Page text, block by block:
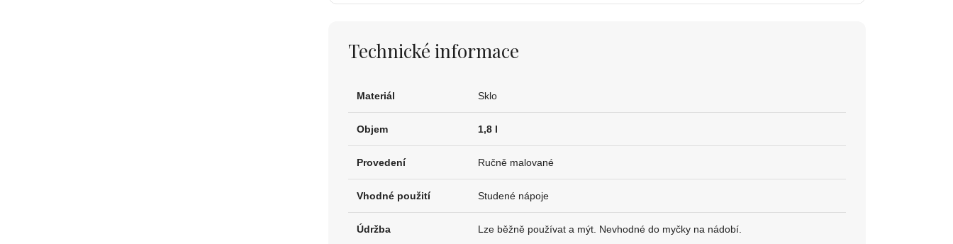
Technické informace
Materiál Sklo
Objem 1,8 l
Provedení Ručně malované
Vhodné použití Studené nápoje
Údržba Lze běžně používat a mýt. Nevhodné do myčky na nádobí.